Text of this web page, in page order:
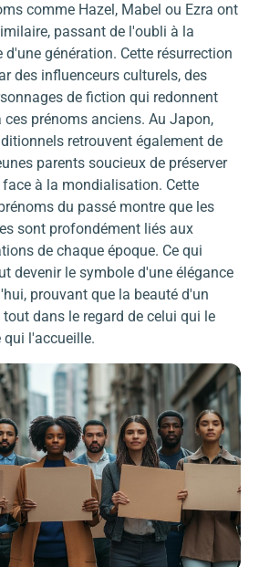
comme Hazel, Mabel ou Ezra ont
passant de l'oubli à la
d'une génération. Cette résurrection
des influenceurs culturels, des
de fiction qui redonnent
prénoms anciens. Au Japon,
retrouvent également de
parents soucieux de préserver
face à la mondialisation. Cette
du passé montre que les
sont profondément liés aux
de chaque époque. Ce qui
devenir le symbole d'une élégance
prouvant que la beauté d'un
dans le regard de celui qui le
qui l'accueille.